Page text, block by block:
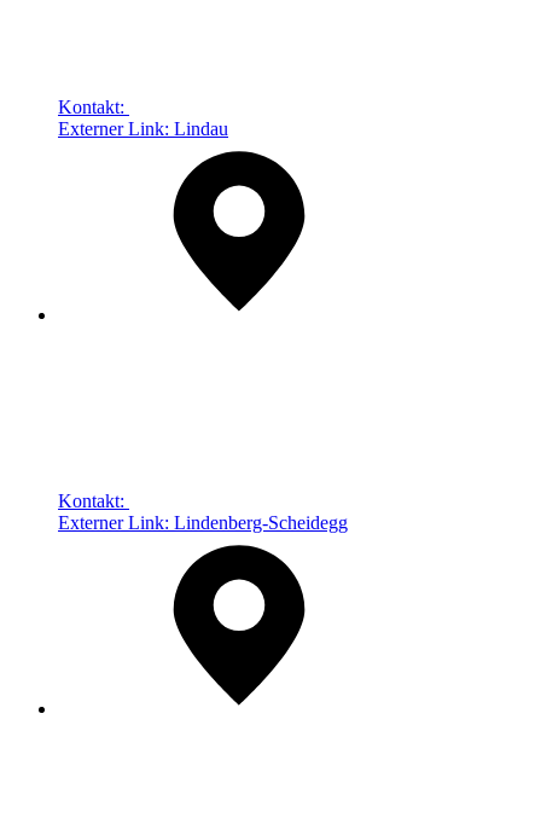
Kontakt:
Externer Link: Lindau
Kontakt:
Externer Link: Lindenberg-Scheidegg